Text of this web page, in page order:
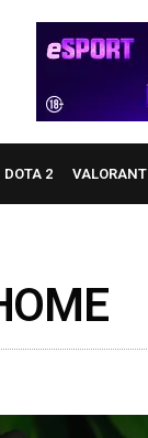
DOTA 2 VALORANT